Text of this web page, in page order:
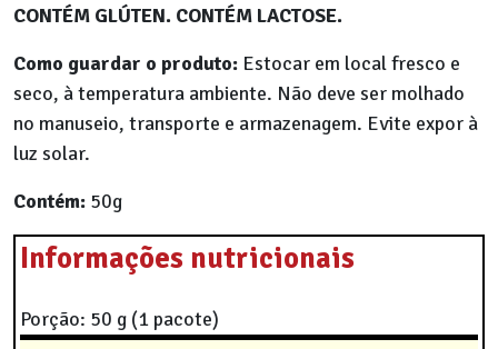
CONTÉM GLÚTEN. CONTÉM LACTOSE.
Como guardar o produto: Estocar em local fresco e
seco, à temperatura ambiente. Não deve ser molhado
no manuseio, transporte e armazenagem. Evite expor à
luz solar.
Contém: 50g
Informações nutricionais
Porção: 50 g (1 pacote)